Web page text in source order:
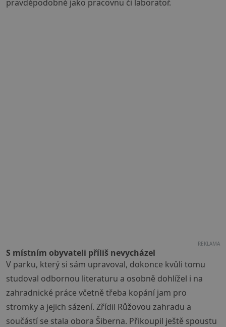
pravděpodobně jako pracovnu či laboratoř.
REKLAMA
S místním obyvateli příliš nevycházel
V parku, který si sám upravoval, dokonce kvůli tomu
studoval odbornou literaturu a osobně dohlížel i na
zahradnické práce včetně třeba kopání jam pro
stromky a jejich sázení. Zřídil Růžovou zahradu a
součástí se stala obora Šiberna. Přikoupil ještě spoustu